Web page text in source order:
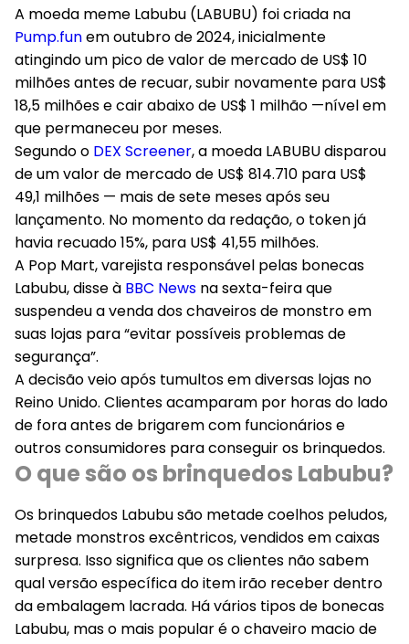
A moeda meme Labubu (LABUBU) foi criada na
Pump.funem outubro de 2024, inicialmente
atingindo um pico de valor de mercado de US$ 10
milhões antes de recuar, subir novamente para US$
18,5 milhões e cair abaixo de US$ 1 milhão —nível em
que permaneceu por meses.
Segundo o DEX Screener, a moeda LABUBU disparou
de um valor de mercado de US$ 814.710 para US$
49,1 milhões — mais de sete meses após seu
lançamento. No momento da redação, o token já
havia recuado 15%, para US$ 41,55 milhões.
A Pop Mart, varejista responsável pelas bonecas
Labubu, disse à BBC News na sexta-feira que
suspendeu a venda dos chaveiros de monstro em
suas lojas para “evitar possíveis problemas de
segurança”.
A decisão veio após tumultos em diversas lojas no
Reino Unido. Clientes acamparam por horas do lado
de fora antes de brigarem com funcionários e
outros consumidores para conseguir os brinquedos.
O que são os brinquedos Labubu?
Os brinquedos Labubu são metade coelhos peludos,
metade monstros excêntricos, vendidos em caixas
surpresa. Isso significa que os clientes não sabem
qual versão específica do item irão receber dentro
da embalagem lacrada. Há vários tipos de bonecas
Labubu, mas o mais popular é o chaveiro macio de